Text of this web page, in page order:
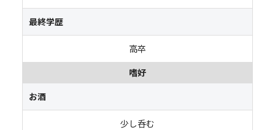
最終学歴
高卒
嗜好
お酒
少し呑む